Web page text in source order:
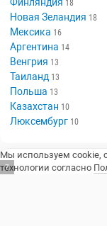
Финляндия 18
Новая Зеландия 18
Мексика 16
Аргентина 14
Венгрия 13
Таиланд 13
Польша 13
Казахстан 10
Люксембург 10
Мы используем cookie,
технологии согласно
6